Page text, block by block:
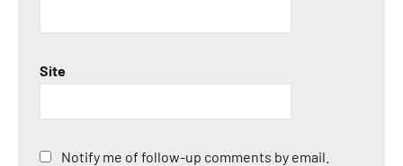
Site
Notify me of follow-up comments by email.